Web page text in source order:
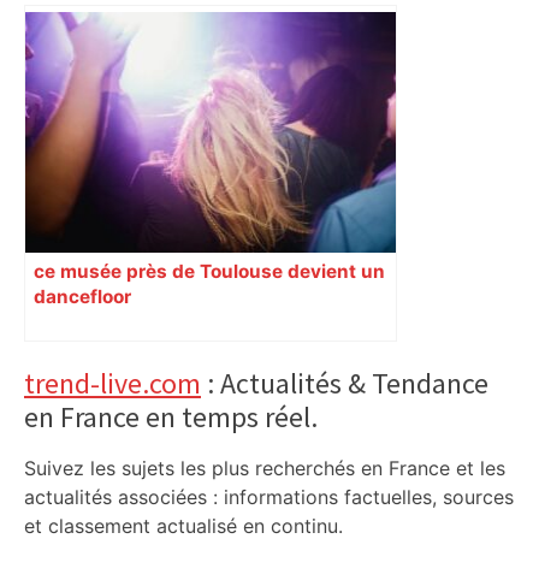
ce musée près de Toulouse devient un
dancefloor
Primary
Sidebar
trend-live.com : Actualités & Tendance
en France en temps réel.
Suivez les sujets les plus recherchés en France et les
actualités associées : informations factuelles, sources
et classement actualisé en continu.